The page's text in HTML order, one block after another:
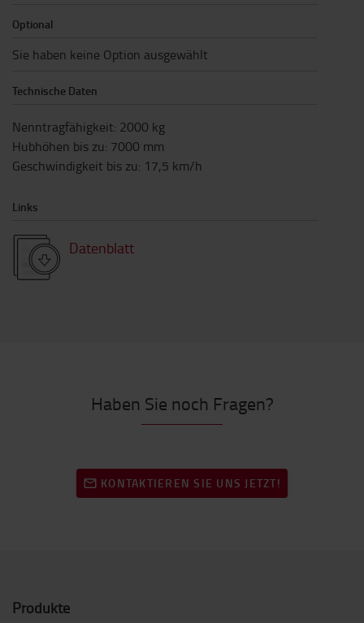
Optional
Sie haben keine Option ausgewählt
Technische Daten
Nenntragfähigkeit: 2000 kg
Hubhöhen bis zu: 7000 mm
Geschwindigkeit bis zu: 17,5 km/h
Links
Datenblatt
Haben Sie noch Fragen?
KONTAKTIEREN SIE UNS JETZT!
Produkte